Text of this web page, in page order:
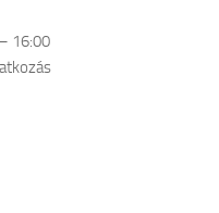
16:00